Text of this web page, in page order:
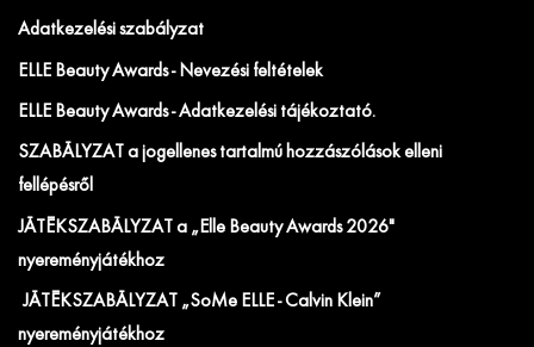
Adatkezelési szabályzat
ELLE Beauty Awards - Nevezési feltételek
ELLE Beauty Awards - Adatkezelési tájékoztató.
SZABÁLYZAT a jogellenes tartalmú hozzászólások elleni
fellépésről
JÁTÉKSZABÁLYZAT a „Elle Beauty Awards 2026"
nyereményjátékhoz
JÁTÉKSZABÁLYZAT „SoMe ELLE - Calvin Klein”
nyereményjátékhoz